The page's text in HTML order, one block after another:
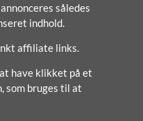
således
indhold.
affiliate links.
have klikket på et
som bruges til at